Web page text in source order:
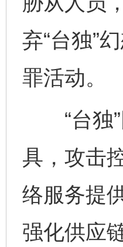
弃“台独”
罪活动。
“台独”
具，攻击
络服务提
强化供应